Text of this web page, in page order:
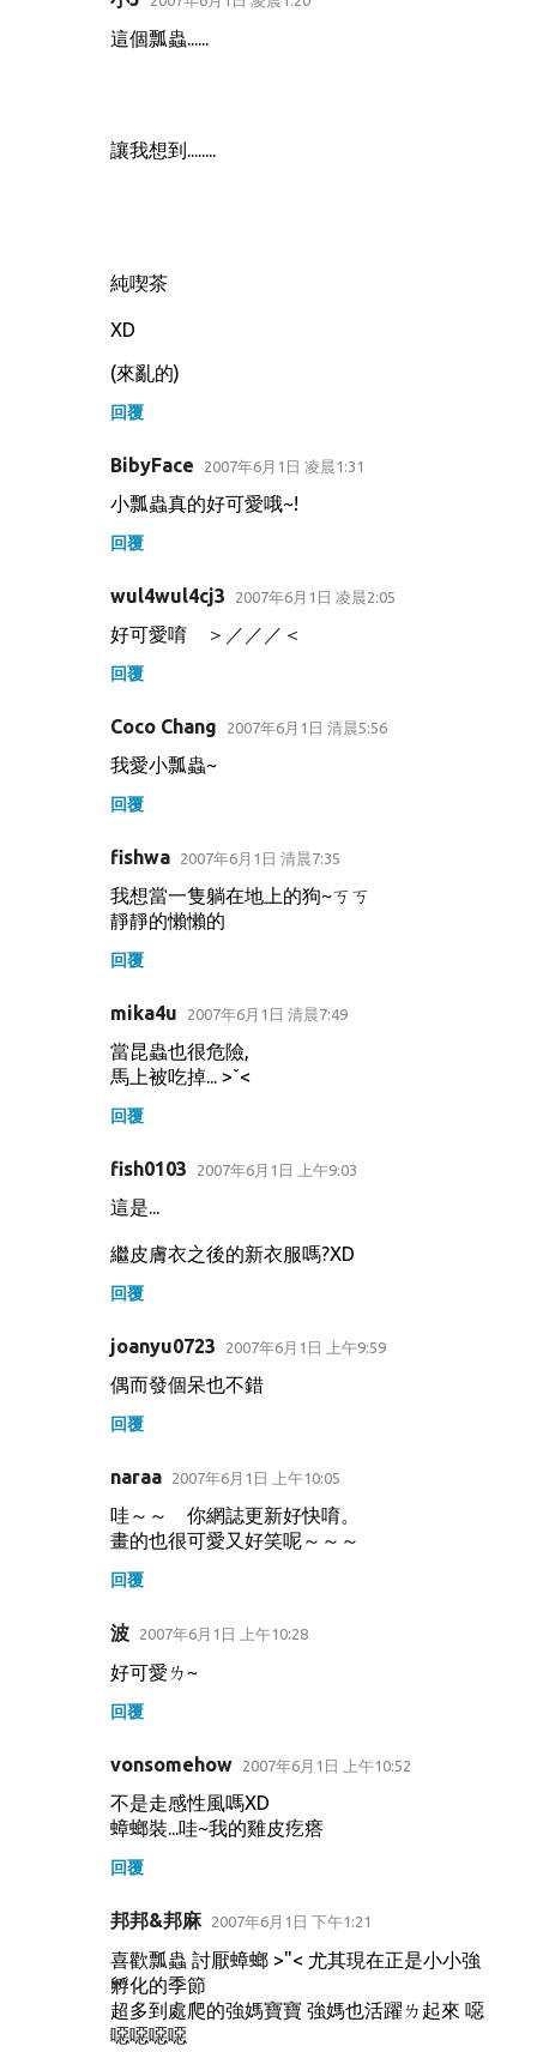
這個瓢蟲......
讓我想到........
純喫茶
XD
(來亂的)
回覆
BibyFace 2007年6月1日 凌晨1:31
小瓢蟲真的好可愛哦~!
回覆
wul4wul4cj3 2007年6月1日 凌晨2:05
好可愛唷 ＞／／／＜
回覆
Coco Chang 2007年6月1日 清晨5:56
我愛小瓢蟲~
回覆
fishwa 2007年6月1日 清晨7:35
我想當一隻躺在地上的狗~ㄎㄎ
靜靜的懶懶的
回覆
mika4u 2007年6月1日 清晨7:49
當昆蟲也很危險,
馬上被吃掉... >ˇ<
回覆
fish0103 2007年6月1日 上午9:03
這是...
繼皮膚衣之後的新衣服嗎?XD
回覆
joanyu0723 2007年6月1日 上午9:59
偶而發個呆也不錯
回覆
naraa 2007年6月1日 上午10:05
哇～～ 你網誌更新好快唷。
畫的也很可愛又好笑呢～～～
回覆
波 2007年6月1日 上午10:28
好可愛ㄌ~
回覆
vonsomehow 2007年6月1日 上午10:52
不是走感性風嗎XD
蟑螂裝...哇~我的雞皮疙瘩
回覆
邦邦&邦麻 2007年6月1日 下午1:21
喜歡瓢蟲 討厭蟑螂 >"< 尤其現在正是小小強
孵化的季節
超多到處爬的強媽寶寶 強媽也活躍ㄌ起來 噁
噁噁噁噁